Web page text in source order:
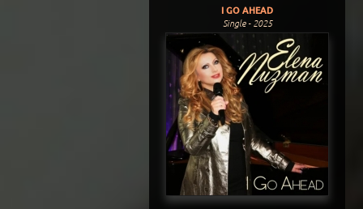
I GO AHEAD
Single - 2025